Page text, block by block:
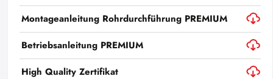
Montageanleitung Rohrdurchführung PREMIUM
Betriebsanleitung PREMIUM
High Quality Zertifikat